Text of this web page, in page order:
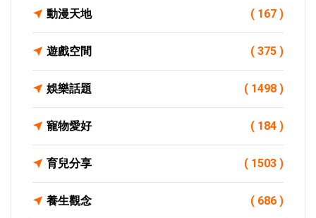
動漫天地 ( 167 )
遊戲空間 ( 375 )
娛樂話題 ( 1498 )
寵物愛好 ( 184 )
育兒分享 ( 1503 )
養生觀念 ( 686 )